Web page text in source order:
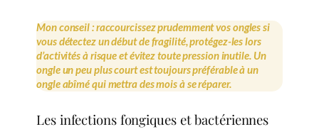
Mon conseil : raccourcissez prudemment vos ongles si
vous détectez un début de fragilité, protégez-les lors
d’activités à risque et évitez toute pression inutile. Un
ongle un peu plus court est toujours préférable à un
ongle abîmé qui mettra des mois à se réparer.
Les infections fongiques et bactériennes